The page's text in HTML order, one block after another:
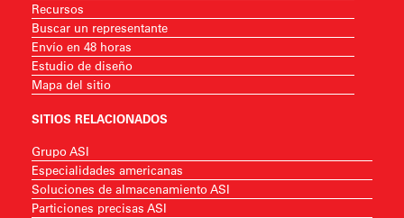
Recursos
Buscar un representante
Envío en 48 horas
Estudio de diseño
Mapa del sitio
SITIOS RELACIONADOS
Grupo ASI
Especialidades americanas
Soluciones de almacenamiento ASI
Particiones precisas ASI